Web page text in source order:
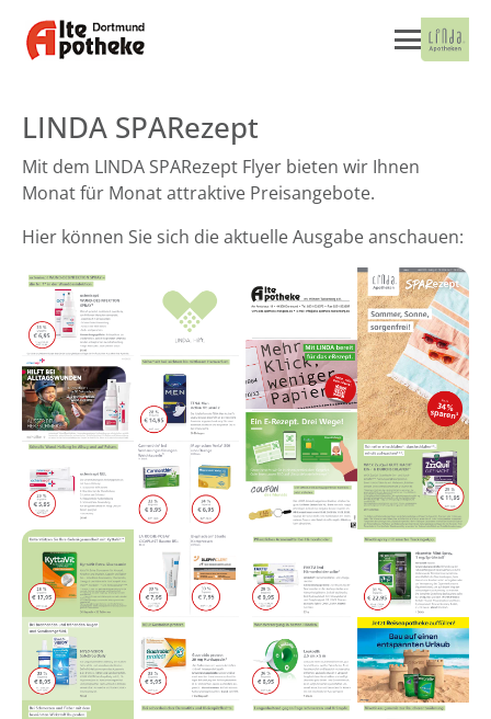
LINDA SPARezept
Mit dem LINDA SPARezept Flyer bieten wir Ihnen
Monat für Monat attraktive Preisangebote.
Hier können Sie sich die aktuelle Ausgabe anschauen: